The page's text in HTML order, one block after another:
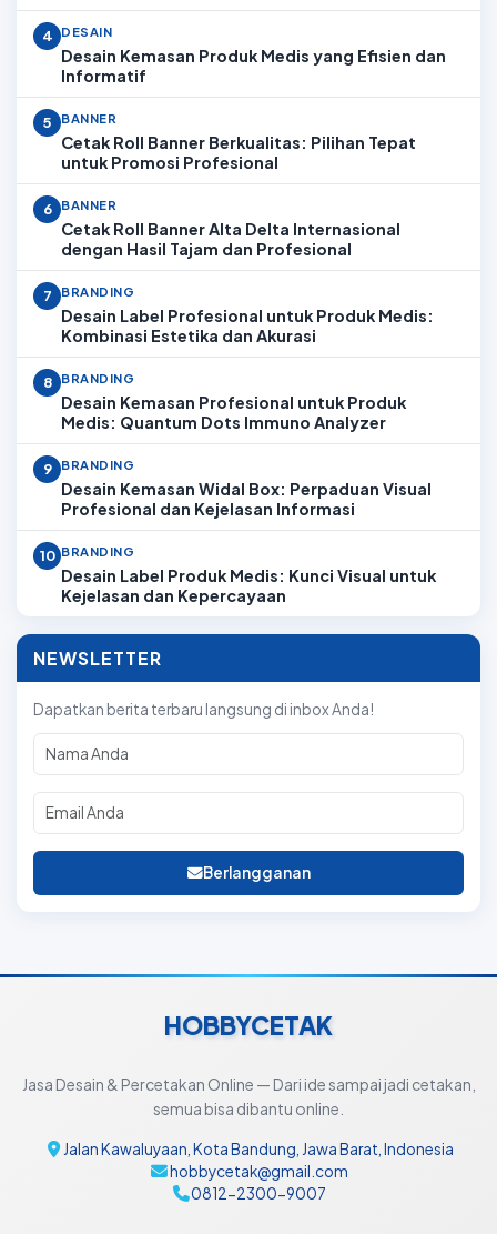
4 DESAIN
Desain Kemasan Produk Medis yang Efisien dan
Informatif
5 BANNER
Cetak Roll Banner Berkualitas: Pilihan Tepat
untuk Promosi Profesional
6 BANNER
Cetak Roll Banner Alta Delta Internasional
dengan Hasil Tajam dan Profesional
7 BRANDING
Desain Label Profesional untuk Produk Medis:
Kombinasi Estetika dan Akurasi
8 BRANDING
Desain Kemasan Profesional untuk Produk
Medis: Quantum Dots Immuno Analyzer
9 BRANDING
Desain Kemasan Widal Box: Perpaduan Visual
Profesional dan Kejelasan Informasi
10 BRANDING
Desain Label Produk Medis: Kunci Visual untuk
Kejelasan dan Kepercayaan
NEWSLETTER
Dapatkan berita terbaru langsung di inbox Anda!
Berlangganan
HOBBYCETAK
Jasa Desain & Percetakan Online — Dari ide sampai jadi cetakan,
semua bisa dibantu online.
Jalan Kawaluyaan, Kota Bandung, Jawa Barat, Indonesia
hobbycetak@gmail.com
0812-2300-9007